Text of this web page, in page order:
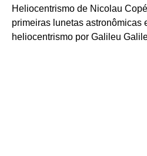
Heliocentrismo de Nicolau
primeiras lunetas astronômicas
heliocentrismo por Galileu